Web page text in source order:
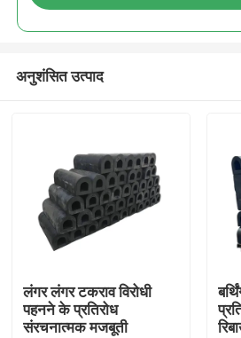
अनुशंसित उत्पाद
लंगर लंगर टकराव विरोधी
पहनने के प्रतिरोध
संरचनात्मक मजबूती